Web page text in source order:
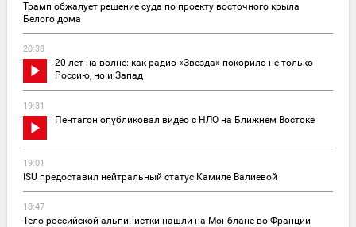
Трамп обжалует решение суда по проекту восточного крыла
Белого дома
20:38
20 лет на волне: как радио «Звезда» покорило не только
Россию, но и Запад
19:31
Пентагон опубликовал видео с НЛО на Ближнем Востоке
19:01
ISU предоставил нейтральный статус Камиле Валиевой
18:47
Тело российской альпинистки нашли на Монблане во Франции